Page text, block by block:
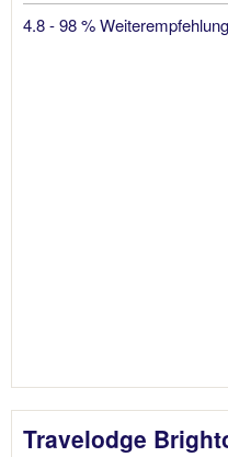
4.8 - 98 % Weiterempfehlung
Travelodge